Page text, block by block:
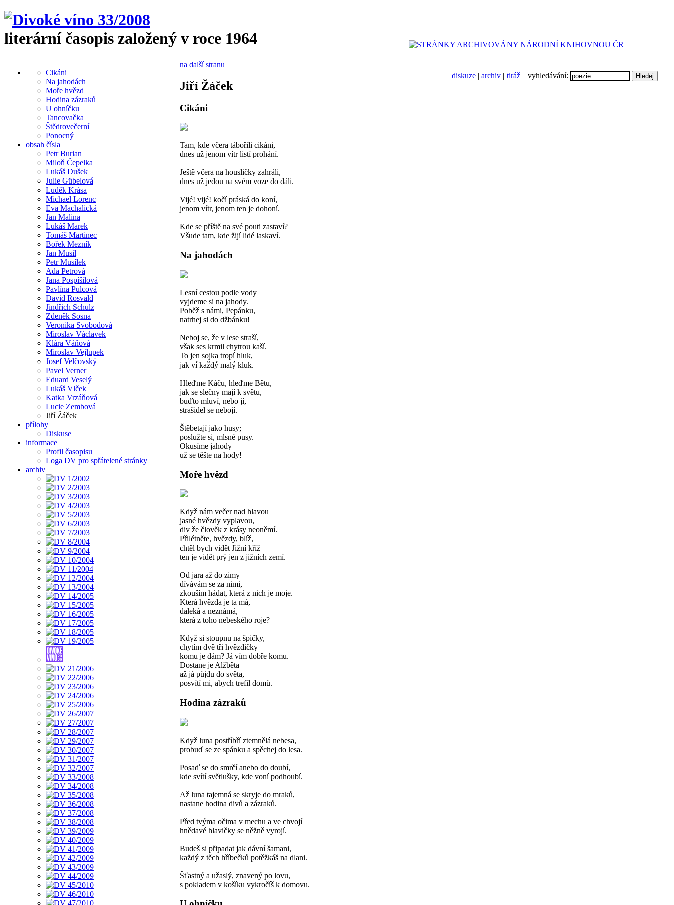
literární časopis založený v roce 1964
diskuze | archiv | tiráž | vyhledávání:
Cikáni
Na jahodách
Moře hvězd
Hodina zázraků
U ohníčku
Tancovačka
Štědrovečerní
Ponocný
obsah čísla
Petr Burian
Miloň Čepelka
Lukáš Dušek
Julie Gübelová
Luděk Krása
Michael Lorenc
Eva Machalická
Jan Malina
Lukáš Marek
Tomáš Martinec
Bořek Mezník
Jan Musil
Petr Musílek
Ada Petrová
Jana Pospíšilová
Pavlína Pulcová
David Rosvald
Jindřich Schulz
Zdeněk Sosna
Veronika Svobodová
Miroslav Václavek
Klára Váňová
Miroslav Vejlupek
Josef Velčovský
Pavel Verner
Eduard Veselý
Lukáš Vlček
Katka Vrzáňová
Lucie Zembová
Jiří Žáček
přílohy
Diskuse
informace
Profil časopisu
Loga DV pro spřátelené stránky
archiv
na další stranu
Jiří Žáček
Cikáni
Tam, kde včera tábořili cikáni,
dnes už jenom vítr listí prohání.
Ještě včera na housličky zahráli,
dnes už jedou na svém voze do dáli.
Vijé! vijé! kočí práská do koní,
jenom vítr, jenom ten je dohoní.
Kde se příště na své pouti zastaví?
Všude tam, kde žijí lidé laskaví.
Na jahodách
Lesní cestou podle vody
vyjdeme si na jahody.
Poběž s námi, Pepánku,
natrhej si do džbánku!
Neboj se, že v lese straší,
však ses krmil chytrou kaší.
To jen sojka tropí hluk,
jak ví každý malý kluk.
Hleďme Káču, hleďme Bětu,
jak se slečny mají k světu,
buďto mluví, nebo jí,
strašidel se nebojí.
Štěbetají jako husy;
poslužte si, mlsné pusy.
Okusíme jahody –
už se těšte na hody!
Moře hvězd
Když nám večer nad hlavou
jasné hvězdy vyplavou,
div že člověk z krásy neoněmí.
Přilétněte, hvězdy, blíž,
chtěl bych vidět Jižní kříž –
ten je vidět prý jen z jižních zemí.
Od jara až do zimy
dívávám se za nimi,
zkouším hádat, která z nich je moje.
Která hvězda je ta má,
daleká a neznámá,
která z toho nebeského roje?
Když si stoupnu na špičky,
chytím dvě tři hvězdičky –
komu je dám? Já vím dobře komu.
Dostane je Alžběta –
až já půjdu do světa,
posvítí mi, abych trefil domů.
Hodina zázraků
Když luna postříbří ztemnělá nebesa,
probuď se ze spánku a spěchej do lesa.
Posaď se do smrčí anebo do doubí,
kde svítí světlušky, kde voní podhoubí.
Až luna tajemná se skryje do mraků,
nastane hodina divů a zázraků.
Před tvýma očima v mechu a ve chvojí
hnědavé hlavičky se něžně vyrojí.
Budeš si připadat jak dávní šamani,
každý z těch hříbečků potěžkáš na dlani.
Šťastný a užaslý, znavený po lovu,
s pokladem v košíku vykročíš k domovu.